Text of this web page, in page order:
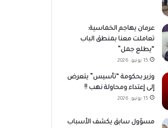
عرمان يهاجم الخماسية:
تعاملت معنا بمنطق الباب
“يطلع جمل”
15 يونيو، 2026
وزير بحكومة “تأسيس” يتعرض
إلى إعتداء ومحاولة نهب !!
15 يونيو، 2026
مسؤول سابق يكشف الأسباب